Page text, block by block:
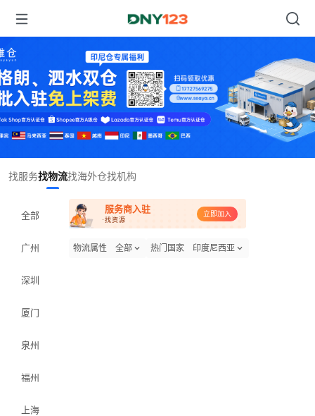
找服务找物流找海外仓找机构
全部
广州
深圳
厦门
泉州
福州
上海
服务商入驻
·找资源
立即加入
物流属性 全部 热门国家 印度尼西亚